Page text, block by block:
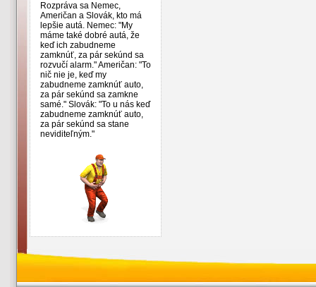
Rozpráva sa Nemec,
Američan a Slovák, kto má
lepšie autá. Nemec: "My
máme také dobré autá, že
keď ich zabudneme
zamknúť, za pár sekúnd sa
rozvučí alarm." Američan: "To
nič nie je, keď my
zabudneme zamknúť auto,
za pár sekúnd sa zamkne
samé." Slovák: "To u nás keď
zabudneme zamknúť auto,
za pár sekúnd sa stane
neviditeľným."